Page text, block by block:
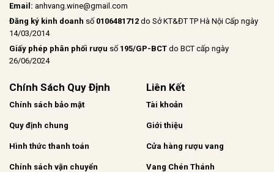
Email: anhvang.wine@gmail.com
Đăng ký kinh doanh số 0106481712 do Sở KT&ĐT TP Hà Nội Cấp ngày
14/03/2014
Giấy phép phân phối rượu số 195/GP-BCT do BCT cấp ngày
26/06/2024
Chính Sách Quy Định
Chính sách bảo mật
Quy định chung
Hình thức thanh toán
Chính sách vận chuyển
Liên Kết
Tài khoản
Giới thiệu
Cửa hàng rượu vang
Vang Chén Thánh